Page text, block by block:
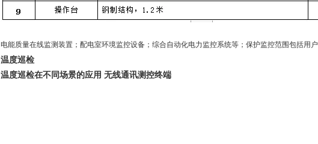
电能质量在线监测装置；配电室环境监控设备；综合自动化电力监控系统等；保护监控范围包括用
温度巡检
温度巡检在不同场景的应用 无线通讯测控终端